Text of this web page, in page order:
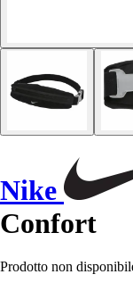
Nike
Confort
Prodotto non